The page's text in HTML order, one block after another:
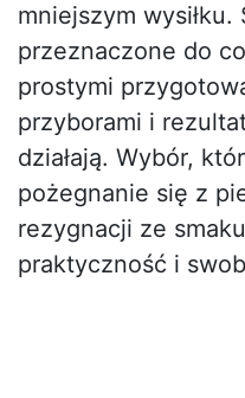
mniejszym wysiłku.
przeznaczone do
prostymi
przyborami i
działają. Wybór,
pożegnanie się z
rezygnacji ze
praktyczność i